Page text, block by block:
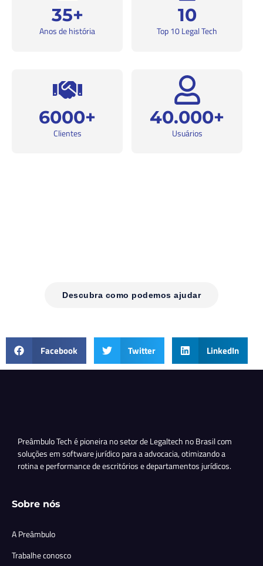
35+
Anos de história
10
Top 10 Legal Tech
6000+
Clientes
40.000+
Usuários
Descubra como podemos ajudar
Facebook Twitter LinkedIn
Preâmbulo Tech é pioneira no setor de Legaltech no Brasil com
soluções em software jurídico para a advocacia, otimizando a
rotina e performance de escritórios e departamentos jurídicos.
Sobre nós
A Preâmbulo
Trabalhe conosco